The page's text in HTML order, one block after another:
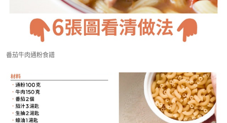
番茄牛肉通粉食譜